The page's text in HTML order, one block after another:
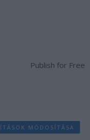
Publish for Free
MÓDOSÍTÁSA